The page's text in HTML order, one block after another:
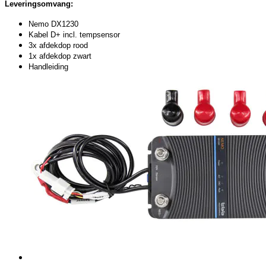
Leveringsomvang:
Nemo DX1230
Kabel D+ incl. tempsensor
3x afdekdop rood
1x afdekdop zwart
Handleiding